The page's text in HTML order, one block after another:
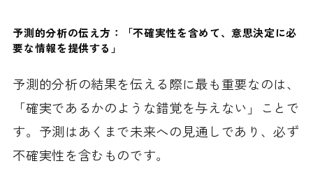
予測的分析の伝え方：「不確実性を含めて、意思決定に必
要な情報を提供する」
予測的分析の結果を伝える際に最も重要なのは、
「確実であるかのような錯覚を与えない」ことで
す。予測はあくまで未来への見通しであり、必ず
不確実性を含むものです。